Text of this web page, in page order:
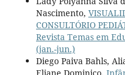
Nascimento,
CONSULTÓRIO
Revista Temas em
(jan.-jun.)
Diego Paiva Bahls,